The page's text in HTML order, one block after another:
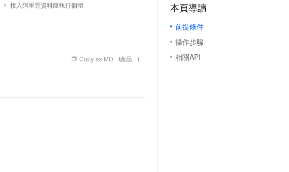
接入阿里雲資料庫執行個體
Copy as MD 產品
本頁導讀
前提條件
操作步驟
相關API